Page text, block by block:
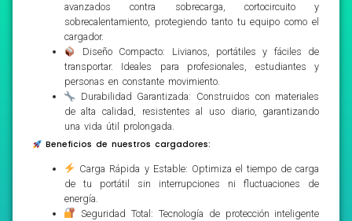
avanzados contra sobrecarga, cortocircuito y
sobrecalentamiento, protegiendo tanto tu equipo como el
cargador.
Diseño Compacto: Livianos, portátiles y fáciles de
transportar. Ideales para profesionales, estudiantes y
personas en constante movimiento.
Durabilidad Garantizada: Construidos con materiales
de alta calidad, resistentes al uso diario, garantizando
una vida útil prolongada.
Beneficios de nuestros cargadores:
Carga Rápida y Estable: Optimiza el tiempo de carga
de tu portátil sin interrupciones ni fluctuaciones de
energía.
Seguridad Total: Tecnología de protección inteligente